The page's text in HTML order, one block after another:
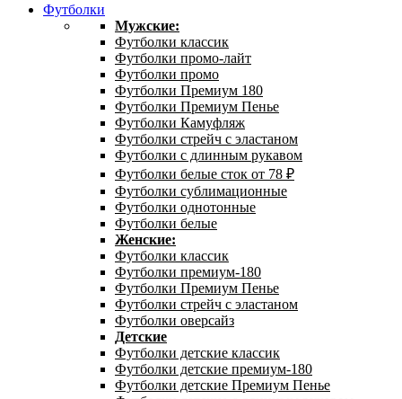
Футболки
Мужские:
Футболки классик
Футболки промо-лайт
Футболки промо
Футболки Премиум 180
Футболки Премиум Пенье
Футболки Камуфляж
Футболки стрейч с эластаном
Футболки с длинным рукавом
Футболки белые сток от 78 ₽
Футболки сублимационные
Футболки однотонные
Футболки белые
Женские:
Футболки классик
Футболки премиум-180
Футболки Премиум Пенье
Футболки стрейч с эластаном
Футболки оверсайз
Детские
Футболки детские классик
Футболки детские премиум-180
Футболки детские Премиум Пенье